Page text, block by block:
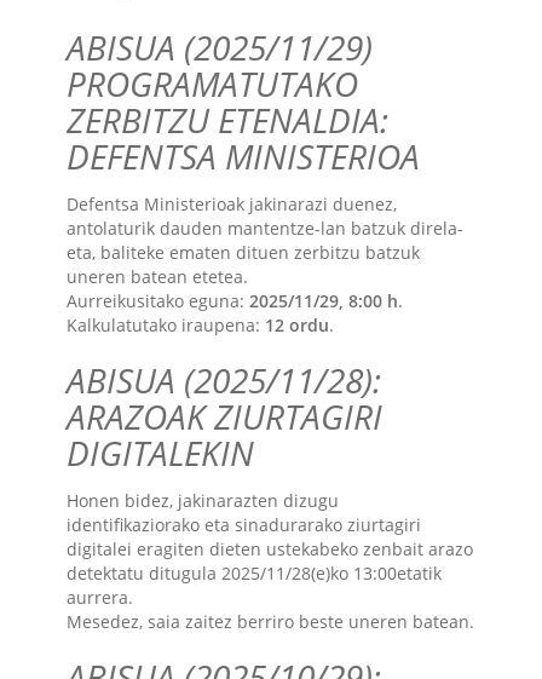
ABISUA (2025/11/29)
PROGRAMATUTAKO
ZERBITZU ETENALDIA:
DEFENTSA MINISTERIOA
Defentsa Ministerioak jakinarazi duenez,
antolaturik dauden mantentze-lan batzuk direla-
eta, baliteke ematen dituen zerbitzu batzuk
uneren batean etetea.
Aurreikusitako eguna: 2025/11/29, 8:00 h.
Kalkulatutako iraupena: 12 ordu.
ABISUA (2025/11/28):
ARAZOAK ZIURTAGIRI
DIGITALEKIN
Honen bidez, jakinarazten dizugu
identifikaziorako eta sinadurarako ziurtagiri
digitalei eragiten dieten ustekabeko zenbait arazo
detektatu ditugula 2025/11/28(e)ko 13:00etatik
aurrera.
Mesedez, saia zaitez berriro beste uneren batean.